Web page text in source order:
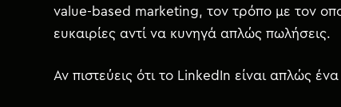
value-based marketing, τον τρόπο με τον
ευκαιρίες αντί να κυνηγά απλώς πωλήσεις.
Αν πιστεύεις ότι το LinkedIn είναι απλώς